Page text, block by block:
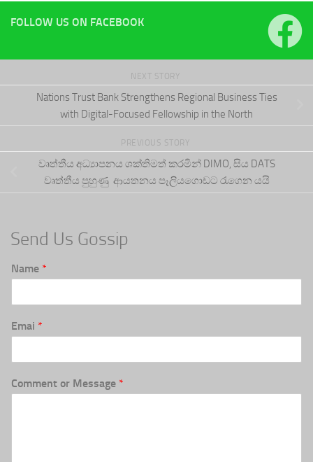
FOLLOW US ON FACEBOOK
NEXT STORY
Nations Trust Bank Strengthens Regional Business Ties
with Digital-Focused Fellowship in the North
PREVIOUS STORY
වෘත්තීය අධ්‍යාපනය ශක්තිමත් කරමින් DIMO, සිය DATS
වෘත්තීය පුහුණු ආයතනය පෑලියගොඩට රැගෙන යයි
Send Us Gossip
Name *
Emai *
Comment or Message *